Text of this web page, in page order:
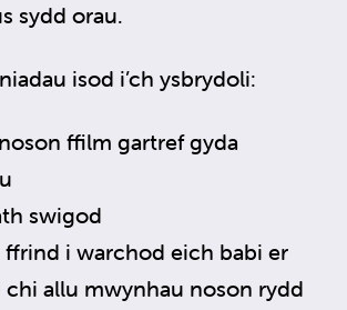
sydd orau.
isod i’ch ysbrydoli:
ffilm gartref gyda
swigod
ffrind i warchod eich babi er
chi allu mwynhau noson rydd